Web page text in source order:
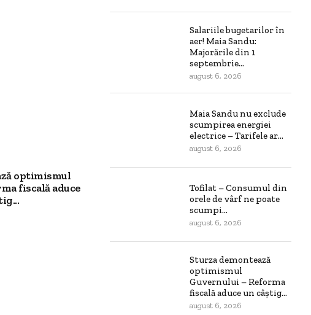
optimismul
fiscală aduce
Salariile bugetarilor în
aer! Maia Sandu:
Majorările din 1
septembrie...
august 6, 2026
Maia Sandu nu exclude
scumpirea energiei
electrice – Tarifele ar...
august 6, 2026
Tofilat – Consumul din
orele de vârf ne poate
scumpi...
august 6, 2026
Sturza demontează
optimismul
Guvernului – Reforma
fiscală aduce un câștig...
august 6, 2026